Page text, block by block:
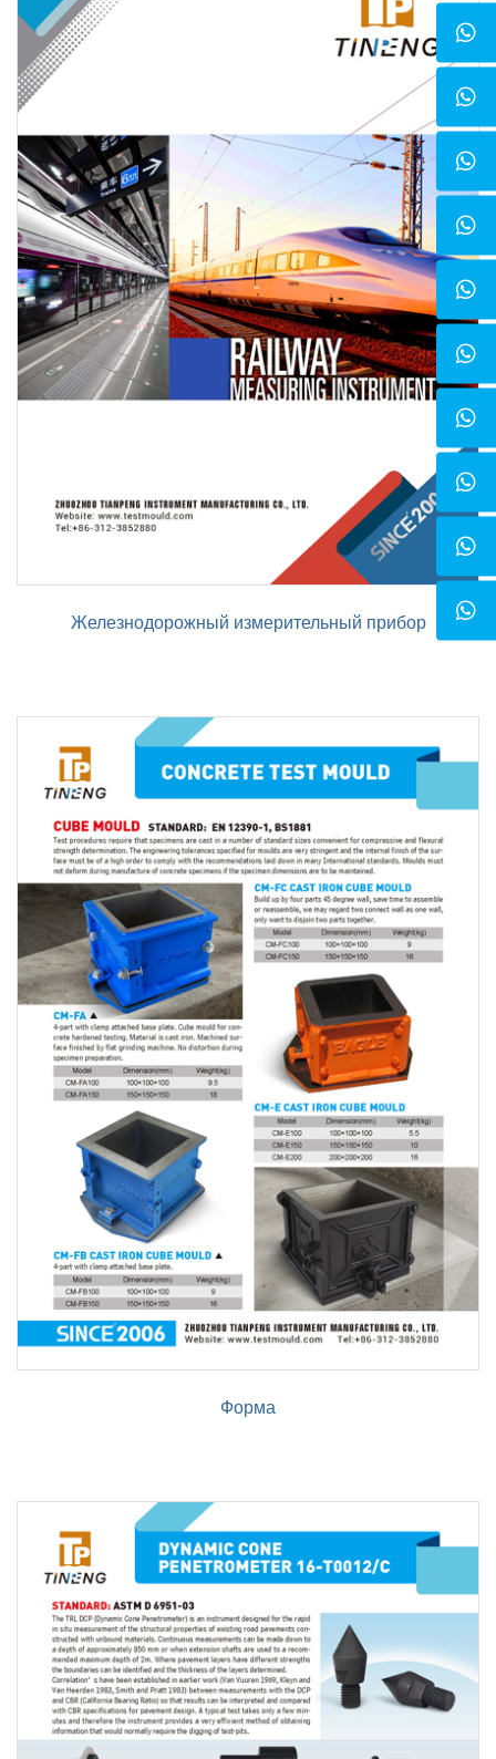
Железнодорожный измерительный прибор
Форма